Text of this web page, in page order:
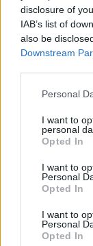
disclosure of
IAB’s list of
also be
Downstream
Personal
I want to
personal
Opted In
I want to
Personal
Opted In
I want to
Personal
Opted In
Καστοριά:
07.08.2026 - 16.18